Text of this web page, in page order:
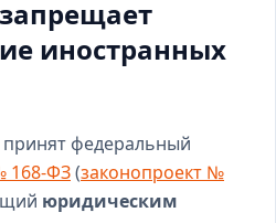
иностранных
федеральный
168-ФЗ(законопроект №
юридическим